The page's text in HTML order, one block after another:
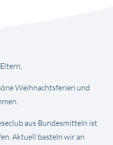
Weihnachtsferien und
aus Bundesmitteln ist
Aktuell basteln wir an